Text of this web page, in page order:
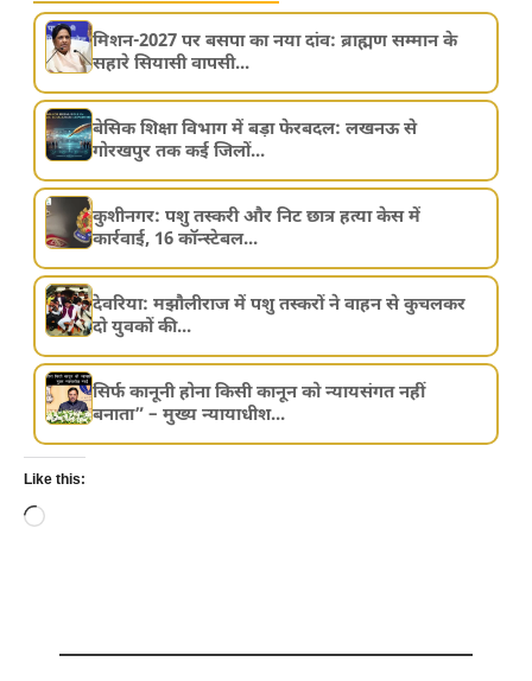
मिशन-2027 पर बसपा का नया दांव: ब्राह्मण सम्मान के
सहारे सियासी वापसी...
बेसिक शिक्षा विभाग में बड़ा फेरबदल: लखनऊ से
गोरखपुर तक कई जिलों...
कुशीनगर: पशु तस्करी और निट छात्र हत्या केस में
कार्रवाई, 16 कॉन्स्टेबल...
देवरिया: मझौलीराज में पशु तस्करों ने वाहन से कुचलकर
दो युवकों की...
सिर्फ कानूनी होना किसी कानून को न्यायसंगत नहीं
बनाता” – मुख्य न्यायाधीश...
Like this:
Loading…